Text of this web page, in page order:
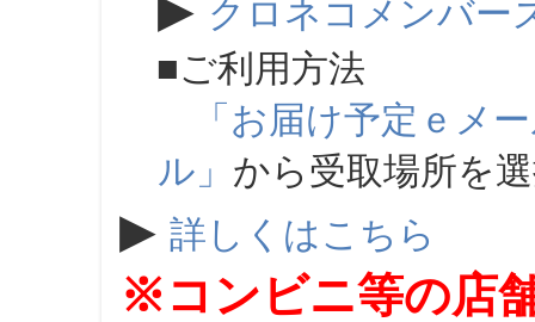
クロネコメンバー
■ご利用方法
「お届け予定ｅメ
ル」 から受取場所を
▶ 詳しくはこちら
※コンビニ等の店